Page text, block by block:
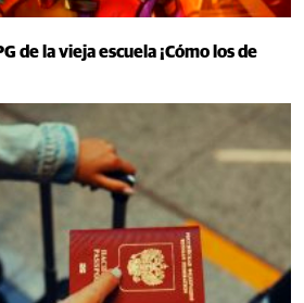
de la vieja escuela ¡Cómo los de